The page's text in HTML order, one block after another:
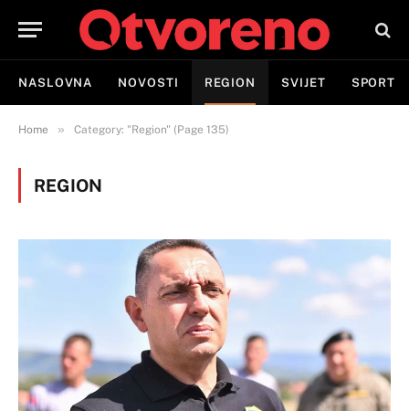
NASLOVNA NOVOSTI REGION SVIJET SPORT
Home » Category: "Region" (Page 135)
REGION